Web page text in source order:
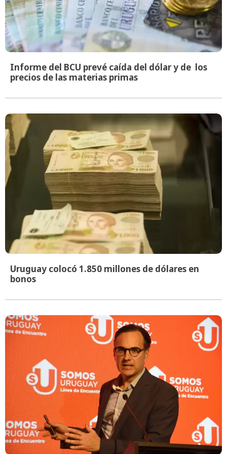
Informe del BCU prevé caída del dólar y de los
precios de las materias primas
Uruguay colocó 1.850 millones de dólares en
bonos